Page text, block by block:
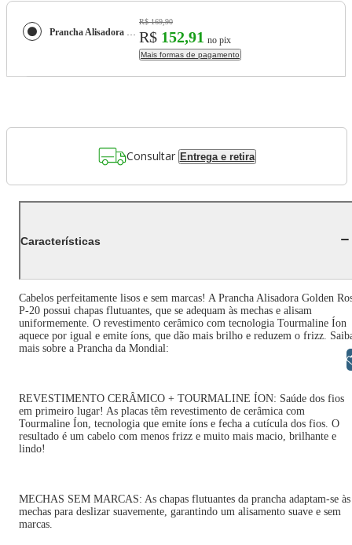
Prancha Alisadora Mondial Golden Rose e Preto P-20
R$ 169,90
R$ 152,91 no pix
Mais formas de pagamento
Consultar Entrega e retira
Características
Cabelos perfeitamente lisos e sem marcas! A Prancha Alisadora Golden
P-20 possui chapas flutuantes, que se adequam às mechas e alisam
uniformemente. O revestimento cerâmico com tecnologia Tourmaline Íon
aquece por igual e emite íons, que dão mais brilho e reduzem o frizz.
mais sobre a Prancha da Mondial:
REVESTIMENTO CERÂMICO + TOURMALINE ÍON: Saúde dos fios
em primeiro lugar! As placas têm revestimento de cerâmica com
Tourmaline Íon, tecnologia que emite íons e fecha a cutícula dos fios. O
resultado é um cabelo com menos frizz e muito mais macio, brilhante e
lindo!
MECHAS SEM MARCAS: As chapas flutuantes da prancha adaptam-se às
mechas para deslizar suavemente, garantindo um alisamento suave e sem
marcas.